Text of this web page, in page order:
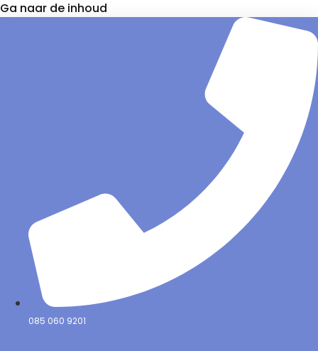
Ga naar de inhoud
085 060 9201